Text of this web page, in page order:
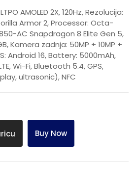
AMOLED 2X, 120Hz, Rezolucija:
Armor 2, Processor: Octa-
AC Snapdragon 8 Elite Gen 5,
Kamera zadnja: 50MP + 10MP +
Android 16, Battery: 5000mAh,
Wi-Fi, Bluetooth 5.4, GPS,
ultrasonic), NFC
Buy Now